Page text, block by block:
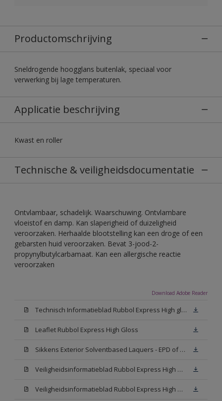
Productomschrijving
Sneldrogende hoogglans buitenlak, speciaal voor
verwerking bij lage temperaturen.
Applicatie beschrijving
Kwast en roller
Technische & veiligheidsdocumentatie
Ontvlambaar, schadelijk. Waarschuwing. Ontvlambare
vloeistof en damp. Kan slaperigheid of duizeligheid
veroorzaken. Herhaalde blootstelling kan een droge of een
gebarsten huid veroorzaken. Bevat 3-jood-2-
propynylbutylcarbamaat. Kan een allergische reactie
veroorzaken
Download Adobe Reader
Technisch Informatieblad Rubbol Express High gloss (New Livery) (PDF)
Leaflet Rubbol Express High Gloss
Sikkens Exterior Solventbased Laquers - EPD of Milieuproductverklaring
Veiligheidsinformatieblad Rubbol Express High Gloss W05 (MSDS)
Veiligheidsinformatieblad Rubbol Express High Gloss N00 (MSDS)